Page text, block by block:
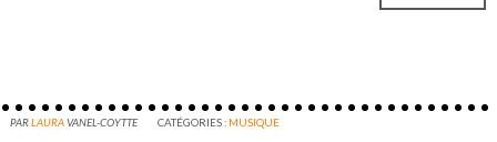
PARLAURAVANEL-COYTTE CATÉGORIES : MUSIQUE